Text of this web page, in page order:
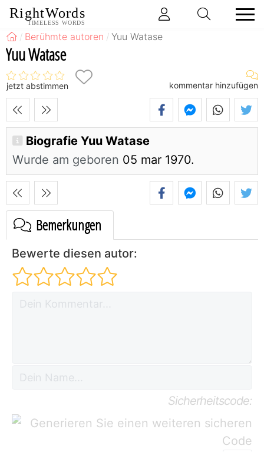
RightWords
TIMELESS WORDS
Berühmte autoren Yuu Watase
Yuu Watase
jetzt abstimmen kommentar hinzufügen
Biografie Yuu Watase
Wurde am geboren 05 mar 1970.
Bemerkungen
Bewerte diesen autor:
Sicherheitscode: